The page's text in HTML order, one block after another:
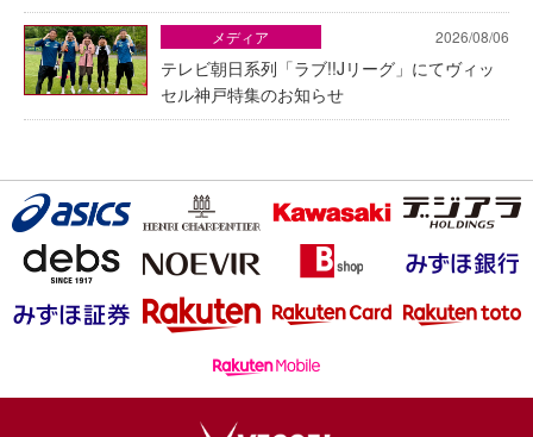
2026/08/06
テレビ朝日系列「ラブ!!Jリーグ」にてヴィッ
セル神戸特集のお知らせ
メディア